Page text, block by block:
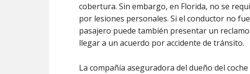
cobertura. Sin embargo, en Florida, no se
por lesiones personales. Si el conductor no
pasajero puede también presentar un
llegar a un acuerdo por accidente de tránsito.
La compañía aseguradora del dueño del